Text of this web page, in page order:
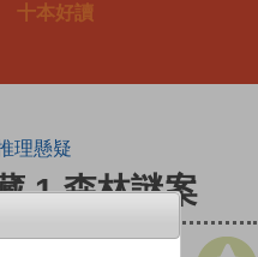
十本好讀
理懸疑
1 森林謎案